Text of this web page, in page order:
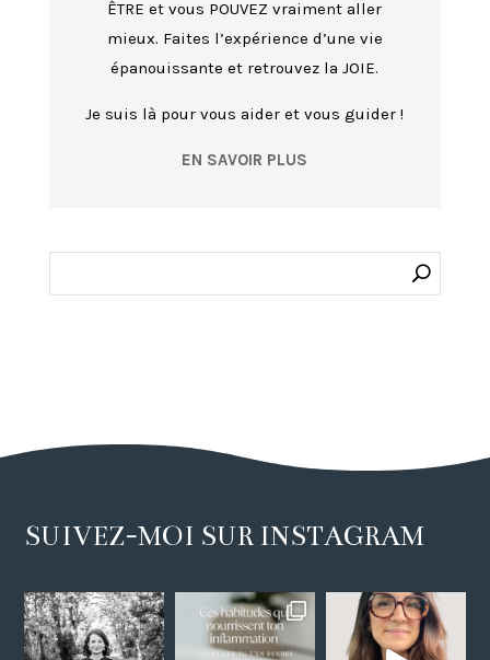
ÊTRE et vous POUVEZ vraiment aller
mieux. Faites l’expérience d’une vie
épanouissante et retrouvez la JOIE.
Je suis là pour vous aider et vous guider !
EN SAVOIR PLUS
SUIVEZ-MOI SUR INSTAGRAM